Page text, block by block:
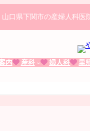
山口県下関市の産婦人科医
内 産科 婦人科 里